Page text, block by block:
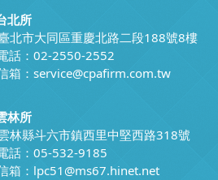
北所
北市大同區重慶北路二段188號8樓
話：02-2550-2552
箱： service@cpafirm.com.tw
林所
林縣斗六市鎮西里中堅西路318號
話：05-532-9185
箱： lpc51@ms67.hinet.net